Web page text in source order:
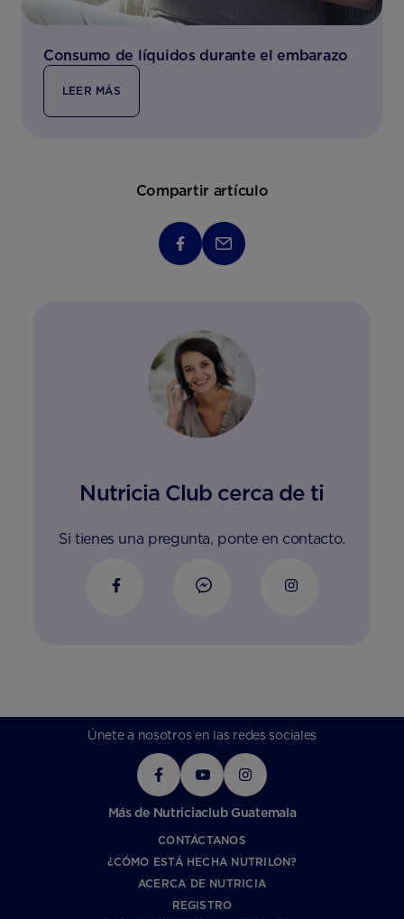
Consumo de líquidos durante el embarazo
LEER MÁS
Compartir artículo
Nutricia Club cerca de ti
Si tienes una pregunta, ponte en contacto.
Únete a nosotros en las redes sociales
Más de Nutriciaclub Guatemala
CONTÁCTANOS
¿CÓMO ESTÁ HECHA NUTRILON?
ACERCA DE NUTRICIA
REGISTRO